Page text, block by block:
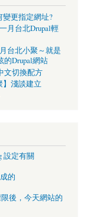
變更指定網址?
月台北Drupal輕
台北小聚～就是
的Drupal網站
文切換配方
】淺談建立
設定有關
的
後，今天網站的